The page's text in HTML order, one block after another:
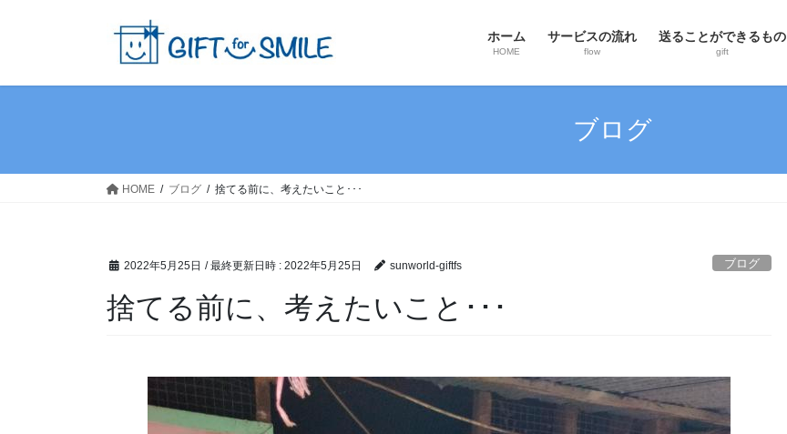
ホーム
HOME
サービスの流れ
flow
送ることができるもの
gift
ブログ
HOME ブログ 捨てる前に、考えたいこと･･･
2022年5月25日 / 最終更新日時 : 2022年5月25日 sunworld-giftfs ブログ
捨てる前に、考えたいこと･･･